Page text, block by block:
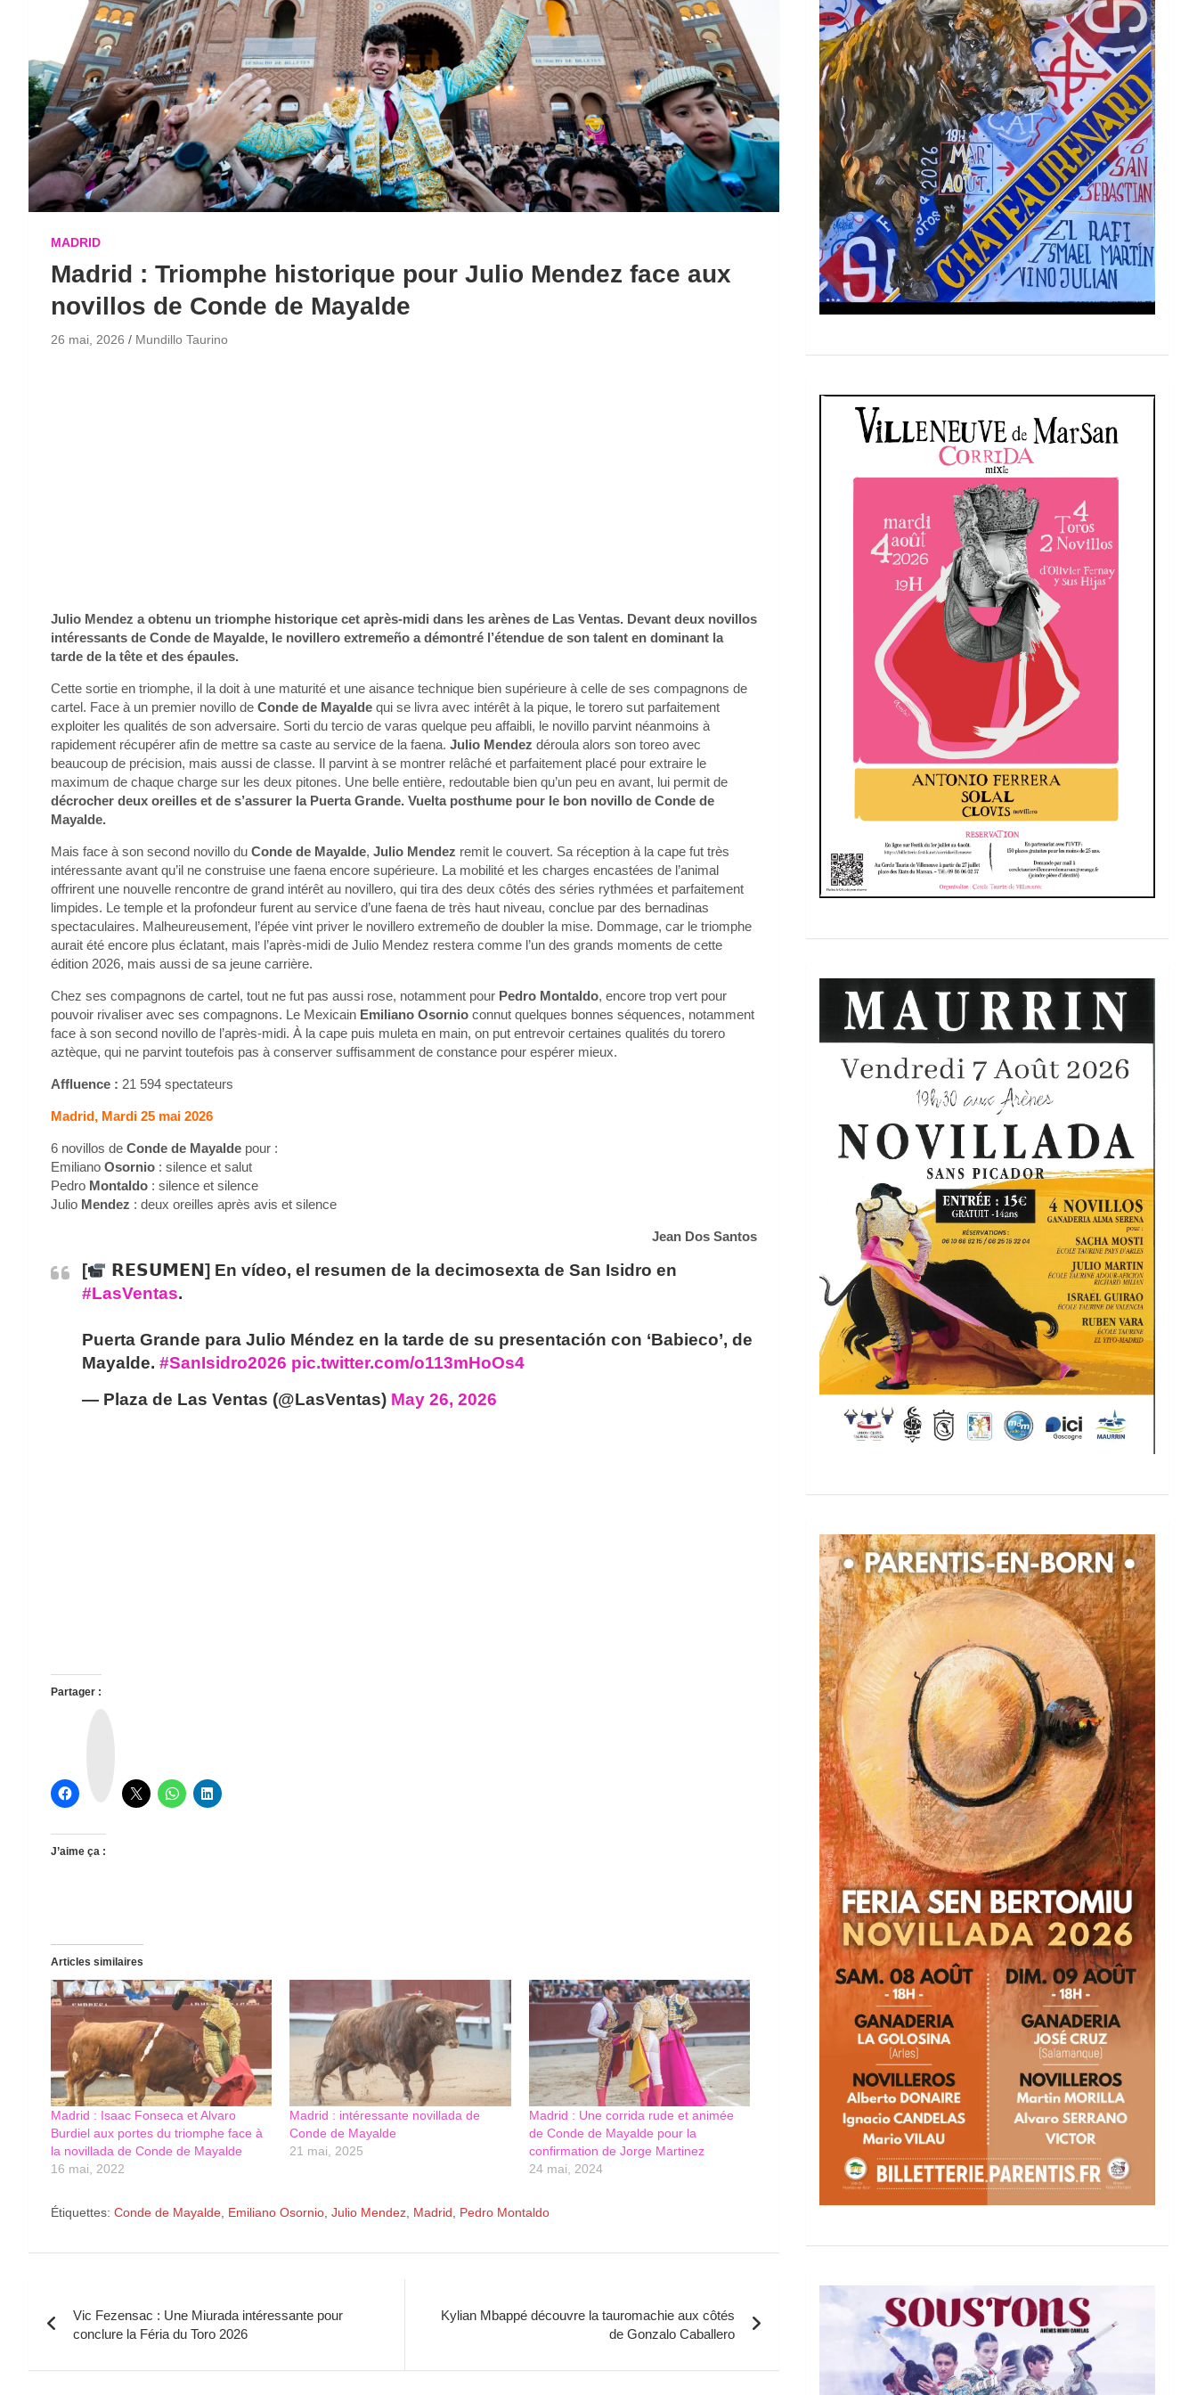
MADRID
Madrid : Triomphe historique pour Julio Mendez face aux
novillos de Conde de Mayalde
26 mai, 2026 Mundillo Taurino
Julio Mendez a obtenu un triomphe historique cet après-midi dans les arènes de Las Ventas. Devant deux novillos
intéressants de Conde de Mayalde, le novillero extremeño a démontré l’étendue de son talent en dominant la
tarde de la tête et des épaules.
Cette sortie en triomphe, il la doit à une maturité et une aisance technique bien supérieure à celle de ses compagnons de
cartel. Face à un premier novillo de Conde de Mayalde qui se livra avec intérêt à la pique, le torero sut parfaitement
exploiter les qualités de son adversaire. Sorti du tercio de varas quelque peu affaibli, le novillo parvint néanmoins à
rapidement récupérer afin de mettre sa caste au service de la faena. Julio Mendez déroula alors son toreo avec
beaucoup de précision, mais aussi de classe. Il parvint à se montrer relâché et parfaitement placé pour extraire le
maximum de chaque charge sur les deux pitones. Une belle entière, redoutable bien qu’un peu en avant, lui permit de
décrocher deux oreilles et de s’assurer la Puerta Grande. Vuelta posthume pour le bon novillo de Conde de
Mayalde.
Mais face à son second novillo du Conde de Mayalde, Julio Mendez remit le couvert. Sa réception à la cape fut très
intéressante avant qu’il ne construise une faena encore supérieure. La mobilité et les charges encastées de l’animal
offrirent une nouvelle rencontre de grand intérêt au novillero, qui tira des deux côtés des séries rythmées et parfaitement
limpides. Le temple et la profondeur furent au service d’une faena de très haut niveau, conclue par des bernadinas
spectaculaires. Malheureusement, l’épée vint priver le novillero extremeño de doubler la mise. Dommage, car le triomphe
aurait été encore plus éclatant, mais l’après-midi de Julio Mendez restera comme l’un des grands moments de cette
édition 2026, mais aussi de sa jeune carrière.
Chez ses compagnons de cartel, tout ne fut pas aussi rose, notamment pour Pedro Montaldo, encore trop vert pour
pouvoir rivaliser avec ses compagnons. Le Mexicain Emiliano Osornio connut quelques bonnes séquences, notamment
face à son second novillo de l’après-midi. À la cape puis muleta en main, on put entrevoir certaines qualités du torero
aztèque, qui ne parvint toutefois pas à conserver suffisamment de constance pour espérer mieux.
Affluence : 21 594 spectateurs
Madrid, Mardi 25 mai 2026
6 novillos de Conde de Mayalde pour :
Emiliano Osornio : silence et salut
Pedro Montaldo : silence et silence
Julio Mendez : deux oreilles après avis et silence
Jean Dos Santos
[
𝗥𝗘𝗦𝗨𝗠𝗘𝗡] En vídeo, el resumen de la decimosexta de San Isidro en
#LasVentas.
Puerta Grande para Julio Méndez en la tarde de su presentación con ‘Babieco’, de
Mayalde. #SanIsidro2026 pic.twitter.com/o113mHoOs4
— Plaza de Las Ventas (@LasVentas) May 26, 2026
Partager :
J’aime ça :
Articles similaires
Madrid : Isaac Fonseca et Alvaro
Burdiel aux portes du triomphe face à
la novillada de Conde de Mayalde
16 mai, 2022
Madrid : intéressante novillada de
Conde de Mayalde
21 mai, 2025
Madrid : Une corrida rude et animée
de Conde de Mayalde pour la
confirmation de Jorge Martinez
24 mai, 2024
Étiquettes: Conde de Mayalde Emiliano Osornio Julio Mendez Madrid Pedro Montaldo
de
l’article
Vic Fezensac : Une Miurada intéressante pour
conclure la Féria du Toro 2026
Kylian Mbappé découvre la tauromachie aux côtés
de Gonzalo Caballero